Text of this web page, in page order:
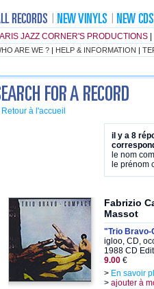
JAZZ CORNER'S PRODUCTIONS
ARE WE ? | HELP & INFORMATION |
Retour à l'accueil
il y a 8
le nom
le prénom
Fabrizio
Massot
"Trio Bravo-
igloo, CD,
1988 CD
9.00 €
> En savoir
> ajouter à